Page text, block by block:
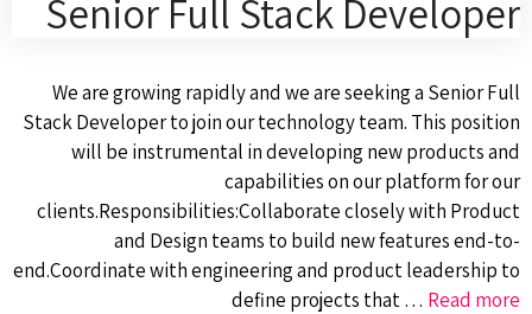
Senior Full Stack Developer
We are growing rapidly and we are seeking a Senior Full
Stack Developer to join our technology team. This position
will be instrumental in developing new products and
capabilities on our platform for our
clients.Responsibilities:Collaborate closely with Product
and Design teams to build new features end-to-
end.Coordinate with engineering and product leadership to
define projects that … Read more